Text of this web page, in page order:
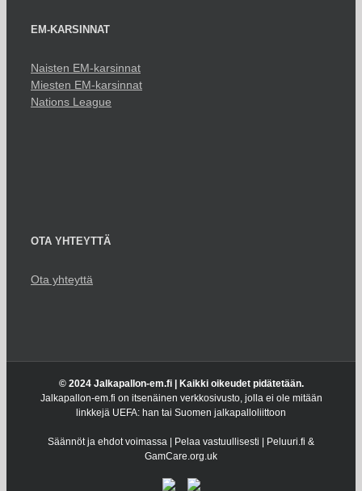
EM-KARSINNAT
Naisten EM-karsinnat
Miesten EM-karsinnat
Nations League
OTA YHTEYTTÄ
Ota yhteyttä
© 2024 Jalkapallon-em.fi | Kaikki oikeudet pidätetään.
Jalkapallon-em.fi on itsenäinen verkkosivusto, jolla ei ole mitään
linkkejä UEFA: han tai Suomen jalkapalloliittoon
Säännöt ja ehdot voimassa | Pelaa vastuullisesti | Peluuri.fi &
GamCare.org.uk